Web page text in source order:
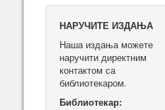
НАРУЧИТЕ ИЗДАЊА
Наша издања можете
наручити директним
контактом са
библиотекаром.
Библиотекар: